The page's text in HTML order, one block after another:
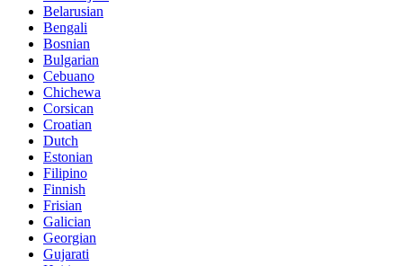
Belarusian
Bengali
Bosnian
Bulgarian
Cebuano
Chichewa
Corsican
Croatian
Dutch
Estonian
Filipino
Finnish
Frisian
Galician
Georgian
Gujarati